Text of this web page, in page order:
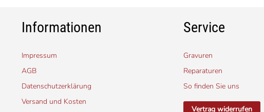
Informationen
Impressum
AGB
Datenschutzerklärung
Versand und Kosten
Service
Gravuren
Reparaturen
So finden Sie uns
Vertrag widerrufen